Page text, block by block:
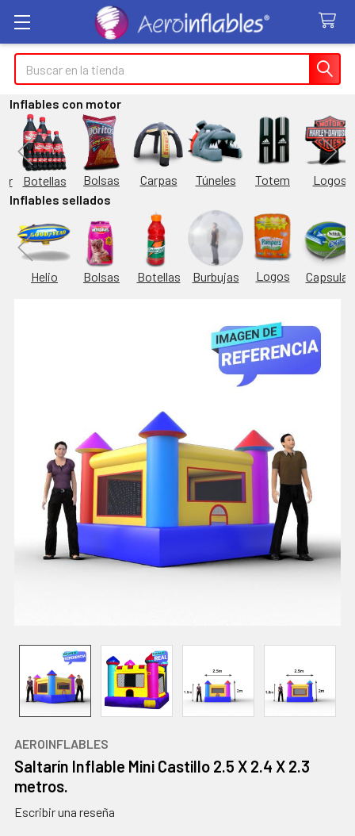
Buscar
Inflables con motor
Botellas Bolsas Carpas Túneles Totem
Logos
Inflables sellados
Helio Bolsas Botellas Burbujas Logos Capsulas
AEROINFLABLES
Saltarín Inflable Mini Castillo 2.5 X 2.4 X 2.3
metros.
Escribir una reseña